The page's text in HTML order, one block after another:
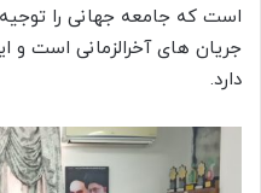
است که جامعه جهانی را توجیه
جریان های آخرالزمانی است و
دارد.